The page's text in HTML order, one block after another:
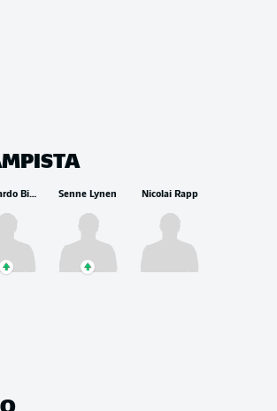
Leonardo Bittencourt Senne Lynen Nicolai Rapp